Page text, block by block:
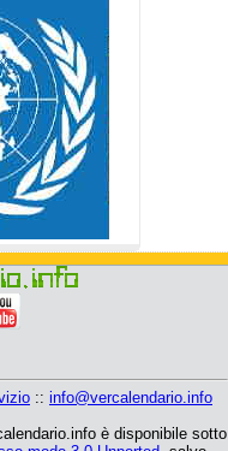
:: info@vercalendario.info
è disponibile sotto